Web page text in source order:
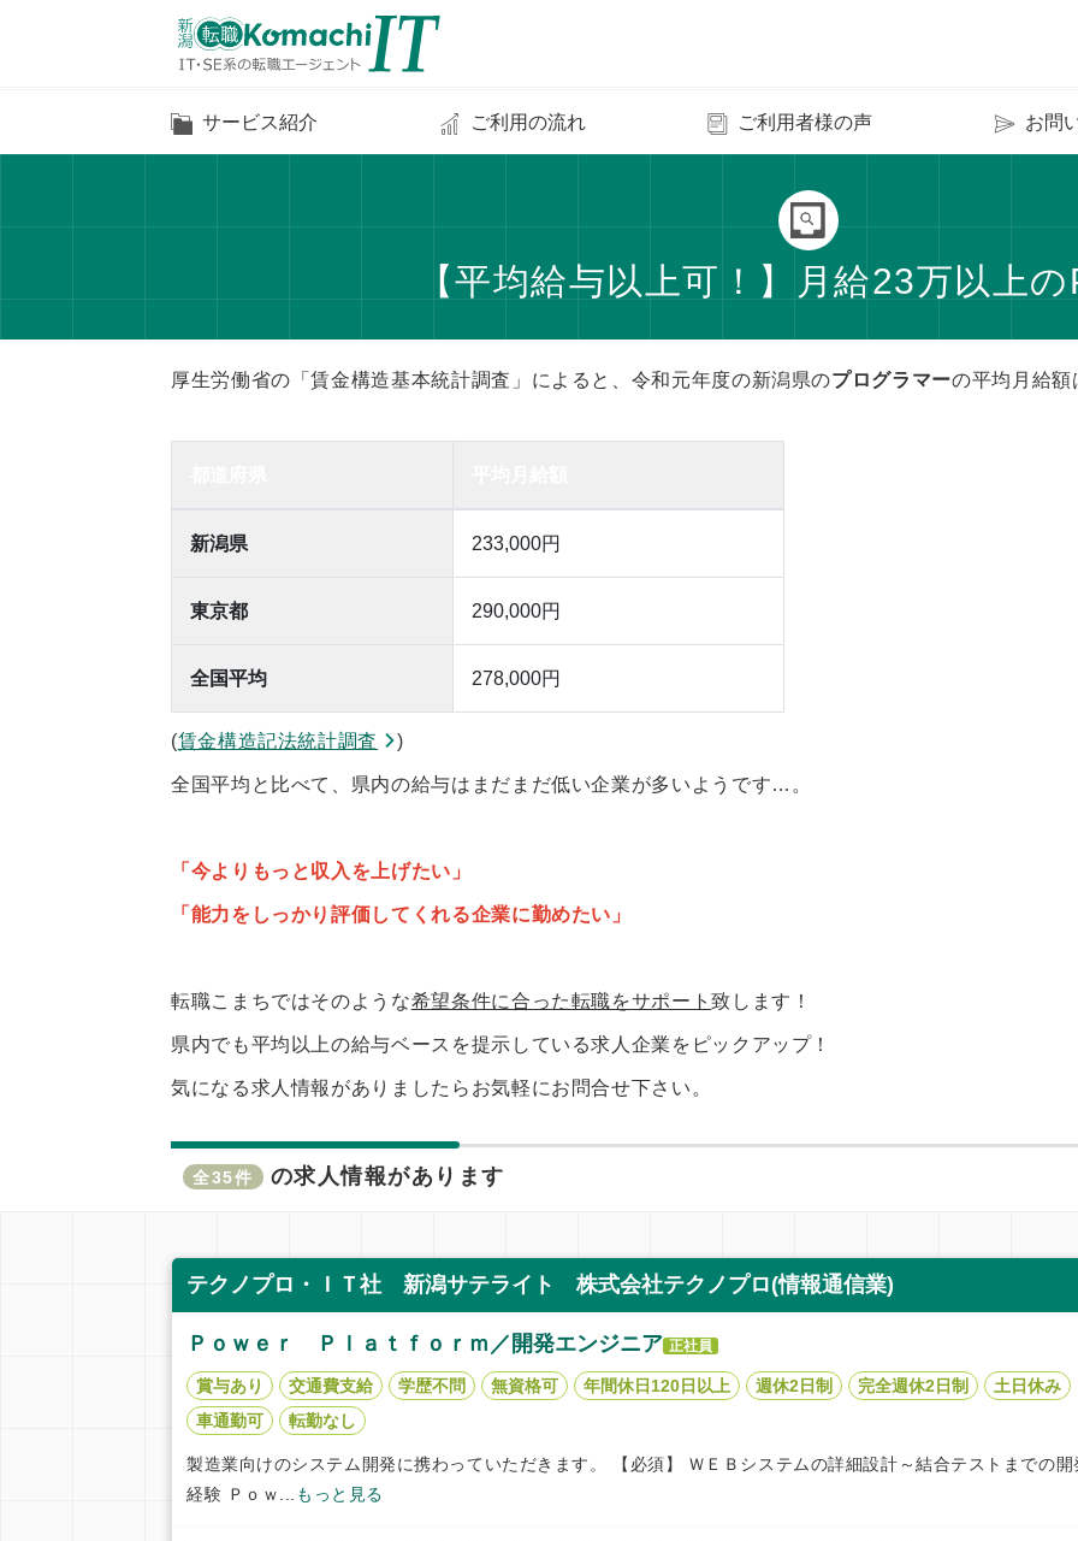
サービス紹介 ご利用の流れ ご利用者様の声 お問
【平均給与以上可！】月給23万以上
厚生労働省の「賃金構造基本統計調査」によると、令和元年度の新潟県のプログラマーの平均月給額
新潟県 233,000円
東京都 290,000円
全国平均 278,000円
(賃金構造記法統計調査 )
全国平均と比べて、県内の給与はまだまだ低い企業が多いようです…。
「今よりもっと収入を上げたい」
「能力をしっかり評価してくれる企業に勤めたい」
転職こまちではそのような希望条件に合った転職をサポート致します！
県内でも平均以上の給与ベースを提示している求人企業をピックアップ！
気になる求人情報がありましたらお気軽にお問合せ下さい。
全35件 の求人情報があります
テクノプロ・ＩＴ社 新潟サテライト 株式会社テクノプロ(情報通信業)
Ｐｏｗｅｒ Ｐｌａｔｆｏｒｍ／開発エンジニア 正社員
賞与あり 交通費支給 学歴不問 無資格可 年間休日120日以上 週休2日制 完全週休2日制
土日休み
車通勤可
転勤なし
製造業向けのシステム開発に携わっていただきます。 【必須】 ＷＥＢシステムの詳細設計～結合テストまでの開
経験 Ｐｏｗ...
もっと見る